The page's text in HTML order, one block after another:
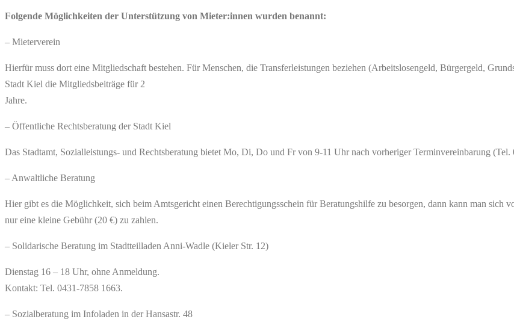
Folgende Möglichkeiten der Unterstützung von Mieter:innen wurden benannt:
– Mieterverein
Hierfür muss dort eine Mitgliedschaft bestehen. Für Menschen, die Transferleistungen beziehen (Arbeitslosengeld, Bürgergeld,
Stadt Kiel die Mitgliedsbeiträge für 2
Jahre.
– Öffentliche Rechtsberatung der Stadt Kiel
Das Stadtamt, Sozialleistungs- und Rechtsberatung bietet Mo, Di, Do und Fr von 9-11 Uhr nach vorheriger Terminvereinbarung (Tel.
– Anwaltliche Beratung
Hier gibt es die Möglichkeit, sich beim Amtsgericht einen Berechtigungsschein für Beratungshilfe zu besorgen, dann kann man sich
nur eine kleine Gebühr (20 €) zu zahlen.
– Solidarische Beratung im Stadtteilladen Anni-Wadle (Kieler Str. 12)
Dienstag 16 – 18 Uhr, ohne Anmeldung.
Kontakt: Tel. 0431-7858 1663.
– Sozialberatung im Infoladen in der Hansastr. 48